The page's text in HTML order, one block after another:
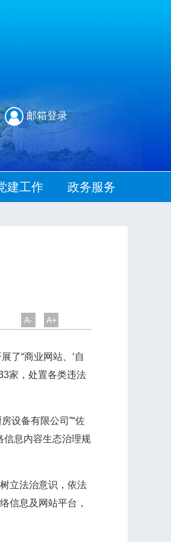
邮箱登录
建工作 政务服务
A- A+
了“商业网站、‘自
家，处置各类违法
设备有限公司”“佐
信息内容生态治理规
立法治意识，依法
信息及网站平台，